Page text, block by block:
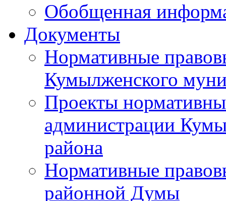
Обобщенная
Документы
Нормативные
Кумылженского
Проекты
администрации
района
Нормативные
районной Думы